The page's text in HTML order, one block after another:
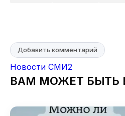
Добавить комментарий
Новости СМИ2
ВАМ МОЖЕТ БЫТЬ